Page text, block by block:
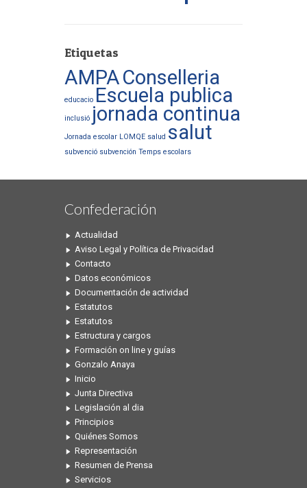
Etiquetas
AMPAConselleria
educacio Escuela publica
inclusió jornada continua
Jornada escolar LOMQE salud salut
subvenció subvención Temps escolars
Confederación
Actualidad
Aviso Legal y Política de Privacidad
Contacto
Datos económicos
Documentación de actividad
Estatutos
Estatutos
Estructura y cargos
Formación on line y guías
Gonzalo Anaya
Inicio
Junta Directiva
Legislación al dia
Principios
Quiénes Somos
Representación
Resumen de Prensa
Servicios